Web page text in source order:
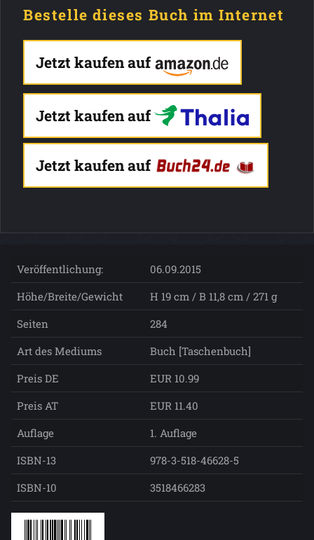
Bestelle dieses Buch im Internet
Jetzt kaufen auf
Jetzt kaufen auf
Jetzt kaufen auf
Veröffentlichung:
06.09.2015
Höhe/Breite/Gewicht
H 19 cm / B 11,8 cm / 271 g
Seiten
284
Art des Mediums
Buch [Taschenbuch]
Preis DE
EUR 10.99
Preis AT
EUR 11.40
Auflage
1. Auflage
ISBN-13
978-3-518-46628-5
ISBN-10
3518466283